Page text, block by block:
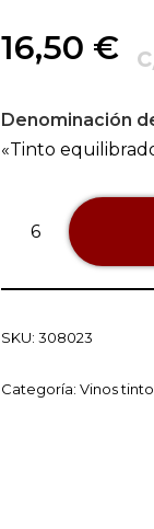
16,50 €
Denominación
«Tinto
SKU: 308023
Categoría: Vinos